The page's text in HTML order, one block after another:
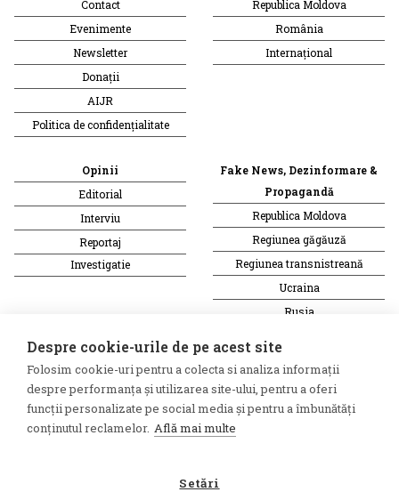
Contact
Evenimente
Newsletter
Donații
AIJR
Politica de confidențialitate
Republica Moldova
România
Internațional
Opinii
Editorial
Interviu
Reportaj
Investigatie
Fake News, Dezinformare &
Propagandă
Republica Moldova
Regiunea găgăuză
Regiunea transnistreană
Ucraina
Rusia
Presa rusă independentă
Presa rusa pro-Kremlin
Presa din regiunea găgăuză
Presa din regiunea
Reportaj video
Interviu video
Despre cookie-urile de pe acest site
Folosim cookie-uri pentru a colecta si analiza informații
despre performanța și utilizarea site-ului, pentru a oferi
funcții personalizate pe social media și pentru a îmbunătăți
conținutul reclamelor. Află mai multe
Setări